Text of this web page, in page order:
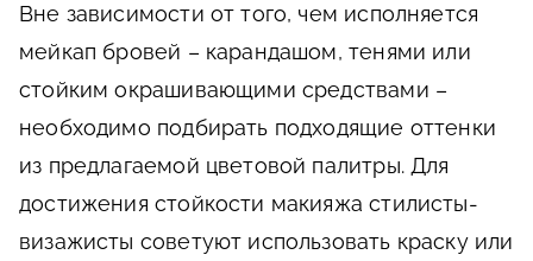
Вне зависимости от того, чем исполняется
мейкап бровей – карандашом, тенями или
стойким окрашивающими средствами –
необходимо подбирать подходящие оттенки
из предлагаемой цветовой палитры. Для
достижения стойкости макияжа стилисты-
визажисты советуют использовать краску или